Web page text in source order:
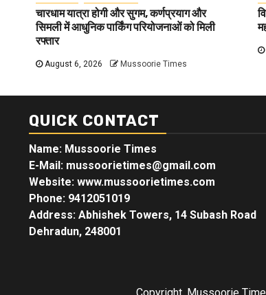
चारधाम यात्रा होगी और सुगम, कर्णप्रयाग और
सिमली में आधुनिक पार्किंग परियोजनाओं को मिली
रफ्तार
August 6, 2026 Mussoorie Times
QUICK CONTACT
Name: Mussoorie Times
E-Mail: mussoorietimes@gmail.com
Website: www.mussoorietimes.com
Phone: 9412051019
Address: Abhishek Towers, 14 Subash Road
Dehradun, 248001
Copyright, Mussoorie